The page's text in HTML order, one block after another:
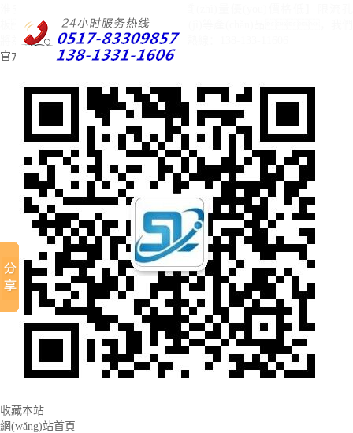
板、減壓孔板、孔板流量計(jì)等產(chǎn)品，我們
將為您提供最佳的服務(wù)！廠家選型熱線：138-133-11606
官方微信
QQ 新浪微博
收藏本站
網(wǎng)站首頁